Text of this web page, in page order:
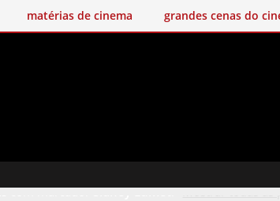
matérias de cinema grandes cenas do
com marcadorSidney Lumet. Mostrar todas as